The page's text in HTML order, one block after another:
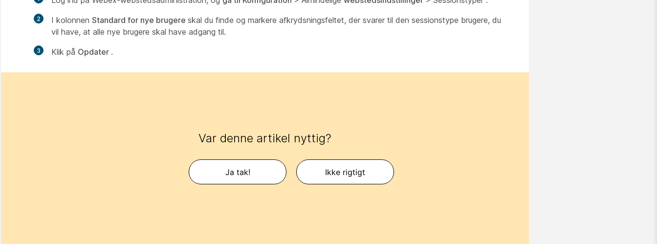
2 I kolonnen Standard for nye brugere skal du finde og markere afkrydsningsfeltet, der svarer til den sessionstype brugere, du
vil have, at alle nye brugere skal have adgang til.
3 Klik på Opdater .
Var denne artikel nyttig?
Ja tak! Ikke rigtigt